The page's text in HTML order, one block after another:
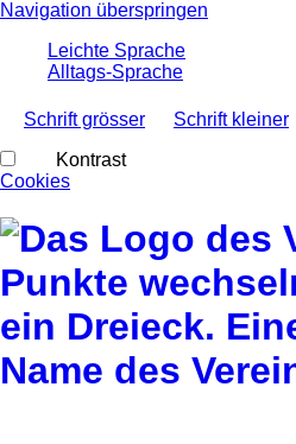
Navigation überspringen
Leichte Sprache
Alltags-Sprache
Schrift grösser
Schrift kleiner
Kontrast
Cookies